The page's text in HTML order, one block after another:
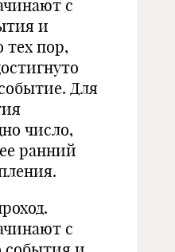
с
и
тех пор,
Для
число,
ранний
с